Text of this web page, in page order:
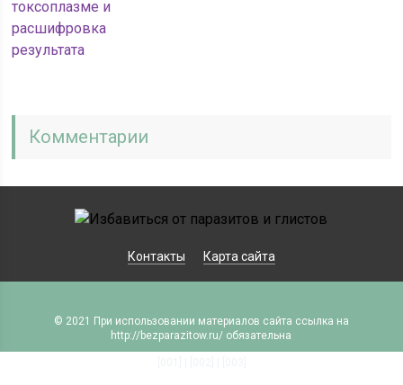
токсоплазме и
расшифровка
результата
Комментарии
Контакты Карта сайта
© 2021 При использовании материалов сайта ссылка на
http://bezparazitow.ru/ обязательна